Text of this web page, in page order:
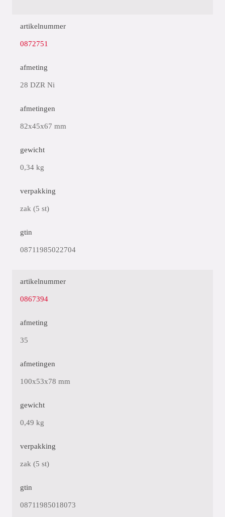
artikelnummer
0872751
afmeting
28 DZR Ni
afmetingen
82x45x67 mm
gewicht
0,34 kg
verpakking
zak (5 st)
gtin
08711985022704
artikelnummer
0867394
afmeting
35
afmetingen
100x53x78 mm
gewicht
0,49 kg
verpakking
zak (5 st)
gtin
08711985018073